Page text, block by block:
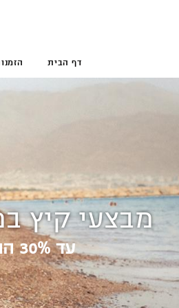
דף הבית
מבצעי קיץ
עד 30% הנחה